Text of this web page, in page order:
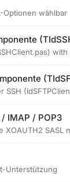
Optionen wählbar
SSH
IMAP / POP3
XOAUTH2 SASL
Unterstützung